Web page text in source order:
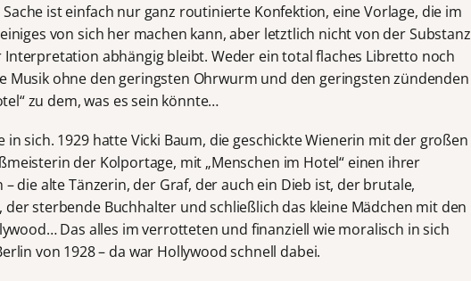
ist einfach nur ganz routinierte Konfektion, eine Vorlage, die im
von sich her machen kann, aber letztlich nicht von der Substanz
abhängig bleibt. Weder ein total flaches Libretto noch
Musik ohne den geringsten Ohrwurm und den geringsten zündenden
zu dem, was es sein könnte…
in sich. 1929 hatte Vicki Baum, die geschickte Wienerin mit der großen
der Kolportage, mit „Menschen im Hotel“ einen ihrer
die alte Tänzerin, der Graf, der auch ein Dieb ist, der brutale,
sterbende Buchhalter und schließlich das kleine Mädchen mit den
Das alles im verrotteten und finanziell wie moralisch in sich
von 1928 – da war Hollywood schnell dabei.